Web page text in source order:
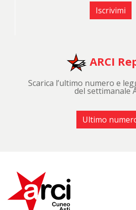
Iscrivimi
ARCI
Scarica l’ultimo numero e
del settimanale
Ultimo